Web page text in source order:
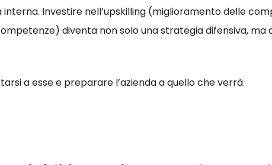
Investire nell’upskilling (miglioramento delle
diventa non solo una strategia difensiva, ma
a esse e preparare l’azienda a quello che verrà.